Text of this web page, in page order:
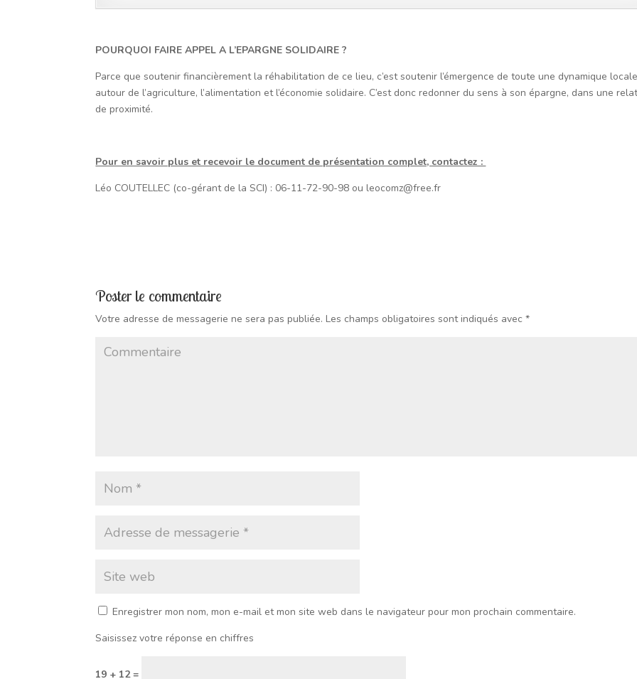
POURQUOI FAIRE APPEL A L’EPARGNE SOLIDAIRE ?
Parce que soutenir financièrement la réhabilitation de ce lieu, c’est soutenir l’émergence de toute une dynamique locale
autour de l’agriculture, l’alimentation et l’économie solidaire. C’est donc redonner du sens à son épargne, dans une
de proximité.
Pour en savoir plus et recevoir le document de présentation complet, contactez :
Léo COUTELLEC (co-gérant de la SCI) : 06-11-72-90-98 ou leocomz@free.fr
Poster le commentaire
Votre adresse de messagerie ne sera pas publiée. Les champs obligatoires sont indiqués avec*
Enregistrer mon nom, mon e-mail et mon site web dans le navigateur pour mon prochain commentaire.
Saisissez votre réponse en chiffres
19 + 12 =